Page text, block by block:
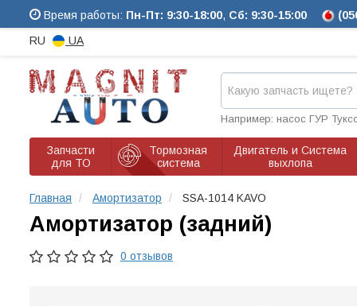
Время работы: Пн-Пт: 9:30-18:00, Сб: 9:30-15:00
RU
UA
Например: насос ГУР
Запчасти
для ТО
Тормозная
система
Двигатель и Система
выхлопа
Главная Амортизатор SSA-1014 KAVO
Амортизатор (задний)
0 отзывов